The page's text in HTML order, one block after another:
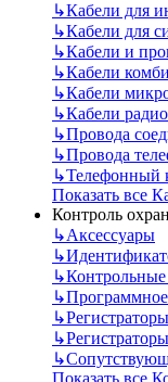
↳Кабели для
↳Кабели для
↳Кабели и
↳Кабели
↳Кабели
↳Кабели
↳Провода
↳Провода
↳Телефонный
Показать все
Контроль
↳Аксессуары
↳
↳
↳
↳
↳
↳
Показать все